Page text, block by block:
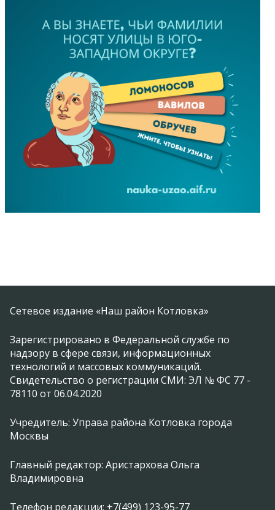
Сетевое издание «Наш район Котловка»
Зарегистрировано в Федеральной службе по
надзору в сфере связи, информационных
технологий и массовых коммуникаций.
Свидетельство о регистрации СМИ: ЭЛ № ФС 77 -
78110 от 06.04.2020
Учредитель: Управа района Котловка города
Москвы
Главный редактор: Аристархова Ольга
Владимировна
Телефон редакции: +7(499) 123-95-77